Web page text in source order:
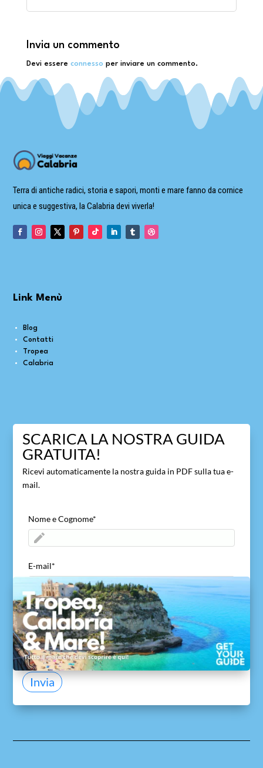
Invia un commento
Devi essere connesso per inviare un commento.
Terra di antiche radici, storia e sapori, monti e mare fanno da cornice
unica e suggestiva, la Calabria devi viverla!
Link Menù
Blog
Contatti
Tropea
Calabria
SCARICA LA NOSTRA GUIDA
GRATUITA!
Ricevi automaticamente la nostra guida in PDF sulla tua e-
mail.
Nome e Cognome*
E-mail*
ACCETTO di inviare il mio nome ed e-mail
Acconsento a viaggivacanzecalabria.com alla
ricezione del mio nome ed e-mail per consentire di
ricontattarmi e di inviare la guida gratuita.
Invia